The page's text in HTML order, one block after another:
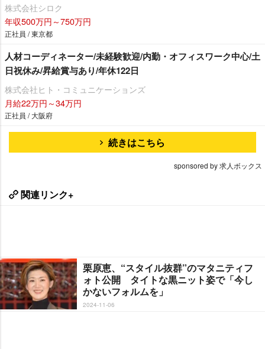
株式会社シロク
年収500万円～750万円
正社員 / 東京都
人材コーディネーター/未経験歓迎/内勤・オフィスワーク中心/土
日祝休み/昇給賞与あり/年休122日
株式会社ヒト・コミュニケーションズ
月給22万円～34万円
正社員 / 大阪府
続きはこちら
sponsored by 求人ボックス
関連リンク+
栗原恵、“スタイル抜群”のマタニティフ
ォト公開 タイトな黒ニット姿で「今し
かないフォルムを」
2024-11-06